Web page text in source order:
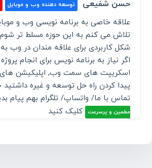
حسن شفیعی توسعه دهنده وب و موبایل
علاقه خاصی به برنامه نویسی وب و
تلاش می کنم به این حوزه مسلط تر شوم
شکل کاربردی برای علاقه مندان در وب
اگر نیاز به برنامه نویس برای انجام
پیدا کردن راه حل توسعه و غیره داشتید
تماس با ما/ واتساپ/ تلگرام بهم پیام
مطمین و پرسرعت
کلیک کنید